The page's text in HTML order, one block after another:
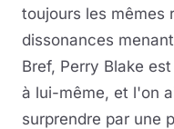
toujours les mêmes
dissonances
Bref, Perry Blake
à lui-même, et l'on
surprendre par une